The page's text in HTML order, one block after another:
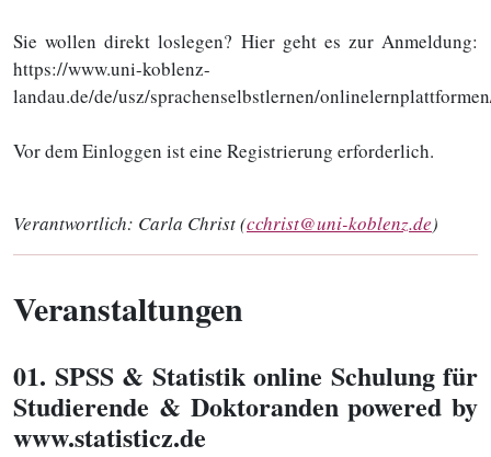
Sie wollen direkt loslegen? Hier geht es zur Anmeldung:
https://www.uni-koblenz-
landau.de/de/usz/sprachenselbstlernen/
Vor dem Einloggen ist eine Registrierung erforderlich.
Verantwortlich: Carla Christ (cchrist@uni-koblenz.de)
Veranstaltungen
01. SPSS & Statistik online Schulung für
Studierende & Doktoranden powered by
www.statisticz.de